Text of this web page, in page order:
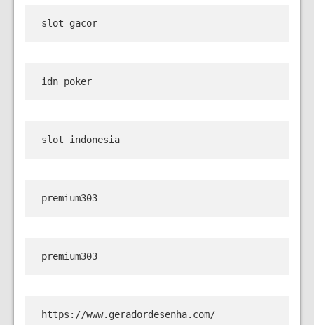
slot gacor
idn poker
slot indonesia
premium303
premium303
https://www.geradordesenha.com/